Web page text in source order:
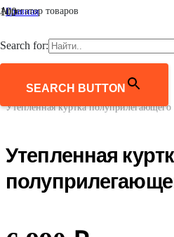
Агрегатор товаров
Search for:
SEARCH BUTTON
Главная
/
Куртки
Утепленная куртка полуприлегающего
Утепленная